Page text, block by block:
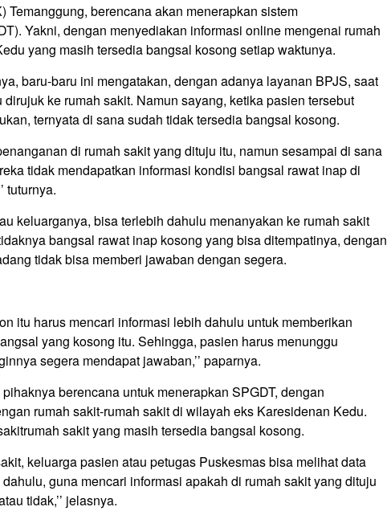
berencana akan menerapkan sistem
Yakni, dengan menyediakan informasi online mengenai rumah
yang masih tersedia bangsal kosong setiap waktunya.
baru-baru ini mengatakan, dengan adanya layanan BPJS, saat
ke rumah sakit. Namun sayang, ketika pasien tersebut
ternyata di sana sudah tidak tersedia bangsal kosong.
di rumah sakit yang dituju itu, namun sesampai di sana
tidak mendapatkan informasi kondisi bangsal rawat inap di
tuturnya.
keluarganya, bisa terlebih dahulu menanyakan ke rumah sakit
bangsal rawat inap kosong yang bisa ditempatinya, dengan
tidak bisa memberi jawaban dengan segera.
itu harus mencari informasi lebih dahulu untuk memberikan
yang kosong itu. Sehingga, pasien harus menunggu
segera mendapat jawaban,’’ paparnya.
berencana untuk menerapkan SPGDT, dengan
rumah sakit-rumah sakit di wilayah eks Karesidenan Kedu.
sakit yang masih tersedia bangsal kosong.
keluarga pasien atau petugas Puskesmas bisa melihat data
guna mencari informasi apakah di rumah sakit yang dituju
tidak,’’ jelasnya.